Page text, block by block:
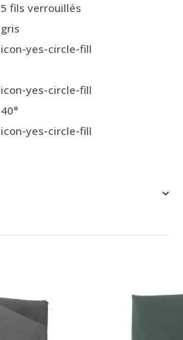
5 fils verrouillés
gris
icon-yes-circle-fill
icon-yes-circle-fill
40°
icon-yes-circle-fill